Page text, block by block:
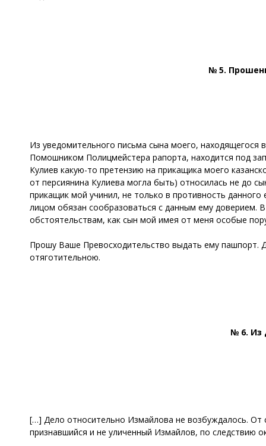
№ 5.
Из уведомительного письма сына моего,
Помошником Полицмейстера рапорта, находится под
Кулиев какую-то претензию на прикащика моего
от персиянина Кулиева могла быть) относилась не до
прикащик мой учинил, не только в противность
лицом обязан сообразоваться с данным ему доверием.
обстоятельствам, как сын мой имея от меня особые
Прошу Ваше Превосходительство выдать ему пашпорт.
отяготительною.
№ 6. Из
[…] Дело относительно Измайлова не возбуждалось. От
признавшийся и не уличенный Измайлов, по следствию